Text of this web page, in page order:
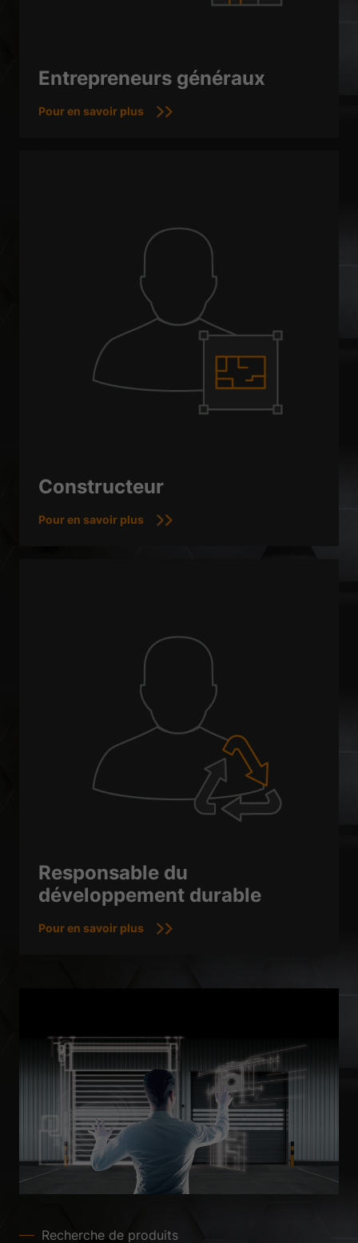
Entrepreneurs généraux
Pour en savoir plus
Constructeur
Pour en savoir plus
Responsable du
développement durable
Pour en savoir plus
Recherche de produits